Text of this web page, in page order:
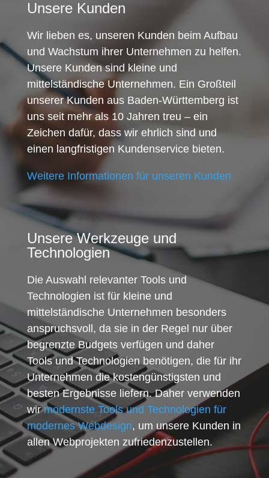
Unsere Kunden
Wir lieben es, unseren Kunden beim Aufbau
und Wachstum ihrer Unternehmen zu helfen.
Unsere Kunden sind kleine und
mittelständische Unternehmen. Ein Großteil
unserer Kunden aus Baden-Württemberg ist
uns seit mehr als 10 Jahren treu – ein
Zeichen dafür, dass wir ehrlich sind und
einen langfristigen Kundenservice bieten.
Weitere Informationen für unseren Kunden
Unsere Werkzeuge und
Technologien
Die Auswahl relevanter Tools und
Technologien ist für kleine und
mittelständische Unternehmen besonders
anspruchsvoll, da sie in der Regel nur über
begrenzte Budgets verfügen und daher
Tools und Technologien benötigen, die für ihr
Unternehmen die kostengünstigsten und
besten Ergebnisse liefern. Daher verwenden
wirmodernste Tools und Technologien für
modernes Webdesign, um unsere Kunden in
allen Webprojekten zufriedenzustellen.